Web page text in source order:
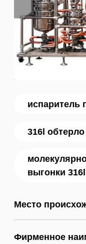
испаритель
316l
выгонки 316l
Место
Фирменное